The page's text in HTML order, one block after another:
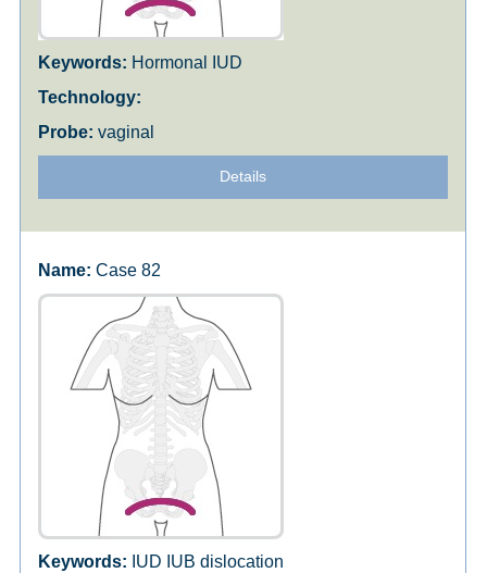
Hormonal IUD
vaginal
Details
Case 82
IUD IUB dislocation